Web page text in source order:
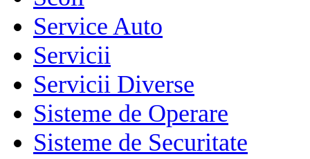
Service Auto
Servicii
Servicii Diverse
Sisteme de Operare
Sisteme de Securitate